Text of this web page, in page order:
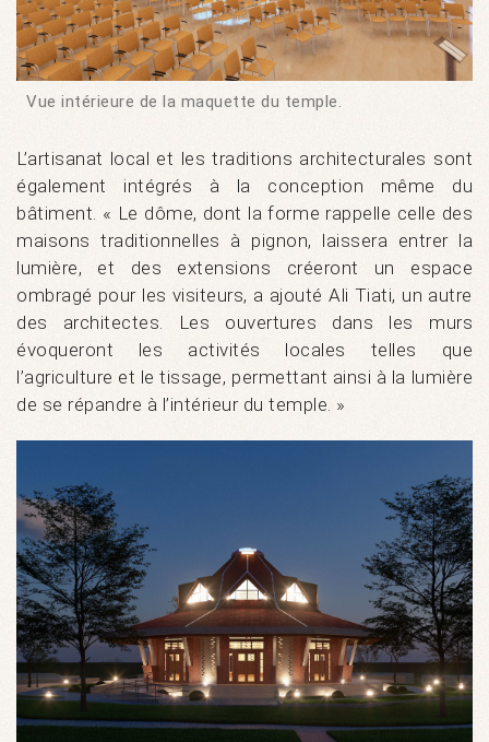
Vue intérieure de la maquette du temple.
L’artisanat local et les traditions architecturales sont
également intégrés à la conception même du
bâtiment. « Le dôme, dont la forme rappelle celle des
maisons traditionnelles à pignon, laissera entrer la
lumière, et des extensions créeront un espace
ombragé pour les visiteurs, a ajouté Ali Tiati, un autre
des architectes. Les ouvertures dans les murs
évoqueront les activités locales telles que
l’agriculture et le tissage, permettant ainsi à la lumière
de se répandre à l’intérieur du temple. »